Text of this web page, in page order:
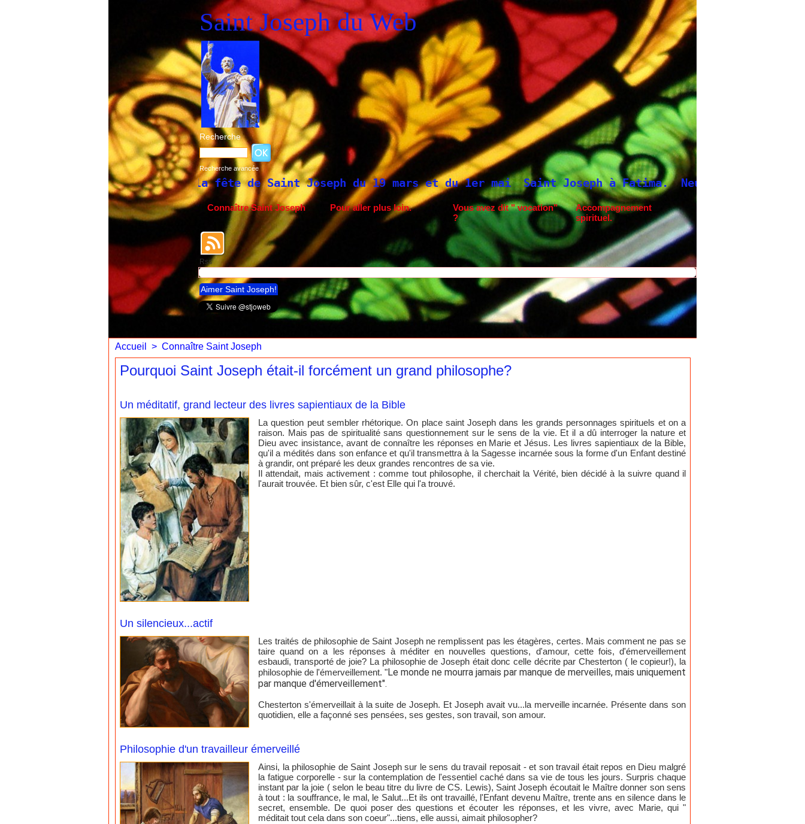
Saint Joseph du Web
Recherche
Recherche avancée
Historique de la fête de Saint Joseph du 19 mars et du 1er mai Saint Joseph à Fatima. Neuvaine à Saint Joseph
Connaître Saint Joseph Pour aller plus loin.
Vous avez dit " vocation"
?
Accompagnement
spirituel.
Rss
Aimer Saint Joseph!
Accueil > Connaître Saint Joseph
Pourquoi Saint Joseph était-il forcément un grand philosophe?
Un méditatif, grand lecteur des livres sapientiaux de la Bible
La question peut sembler rhétorique. On place saint Joseph dans les grands personnages spirituels et on a
raison. Mais pas de spiritualité sans questionnement sur le sens de la vie. Et il a dû interroger la nature et
Dieu avec insistance, avant de connaître les réponses en Marie et Jésus. Les livres sapientiaux de la Bible,
qu'il a médités dans son enfance et qu'il transmettra à la Sagesse incarnée sous la forme d'un Enfant destiné
à grandir, ont préparé les deux grandes rencontres de sa vie.
Il attendait, mais activement : comme tout philosophe, il cherchait la Vérité, bien décidé à la suivre quand il
l'aurait trouvée. Et bien sûr, c'est Elle qui l'a trouvé.
Un silencieux...actif
Les traités de philosophie de Saint Joseph ne remplissent pas les étagères, certes. Mais comment ne pas se
taire quand on a les réponses à méditer en nouvelles questions, d'amour, cette fois, d'émerveillement
esbaudi, transporté de joie? La philosophie de Joseph était donc celle décrite par Chesterton ( le copieur!), la
philosophie de l'émerveillement. "Le monde ne mourra jamais par manque de merveilles, mais uniquement
par manque d'émerveillement".
Chesterton s'émerveillait à la suite de Joseph. Et Joseph avait vu...la merveille incarnée. Présente dans son
quotidien, elle a façonné ses pensées, ses gestes, son travail, son amour.
Philosophie d'un travailleur émerveillé
Ainsi, la philosophie de Saint Joseph sur le sens du travail reposait - et son travail était repos en Dieu malgré
la fatigue corporelle - sur la contemplation de l'essentiel caché dans sa vie de tous les jours. Surpris chaque
instant par la joie ( selon le beau titre du livre de CS. Lewis), Saint Joseph écoutait le Maître donner son sens
à tout : la souffrance, le mal, le Salut...Et ils ont travaillé, l'Enfant devenu Maître, trente ans en silence dans le
secret, ensemble. De quoi poser des questions et écouter les réponses, et les vivre, avec Marie, qui "
méditait tout cela dans son coeur"...tiens, elle aussi, aimait philosopher?